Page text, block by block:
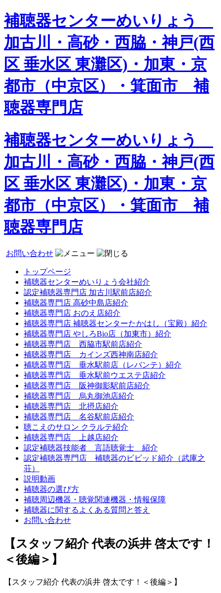
補聴器センターめいりょう
加古川・高砂・西脇・神戸(西
区 垂水区 東灘区)・加東・京
都市（中京区）・箕面市 補
聴器専門店
補聴器センターめいりょう
加古川・高砂・西脇・神戸(西
区 垂水区 東灘区)・加東・京
都市（中京区）・箕面市 補
聴器専門店
お問い合わせ
トップページ
補聴器センターめいりょう会社紹介
認定補聴器専門店 加古川駅前店紹介
補聴器専門店 高砂中島店紹介
補聴器専門店 おのえ店紹介
補聴器専門店 補聴器センターたかはし（宝殿）紹介
補聴器専門店 やしろBio店（加東市）紹介
補聴器専門店 西脇市駅前店紹介
補聴器専門店 カインズ西神南店紹介
補聴器専門店 垂水駅前店（レバンテ）紹介
補聴器専門店 垂水駅前ウエステ店紹介
補聴器専門店 阪神御影駅前店紹介
補聴器専門店 烏丸御池店紹介
補聴器専門店 北摂店紹介
補聴器専門店 名谷駅前店紹介
聴こえのサロン クラルテ紹介
補聴器専門店 上越店紹介
認定補聴器技能者 言語聴覚士 紹介
認定補聴器専門店 補聴器のビビッド紹介（武庫之
荘）
説明動画
補聴器の選び方
補聴周辺機器・聴覚関連機器・情報保障
補聴器に関するよくある質問と答え
お問い合わせ
【スタッフ紹介 代表の浜井 啓太です！
＜後編＞】
【スタッフ紹介 代表の浜井 啓太です！＜後編＞】